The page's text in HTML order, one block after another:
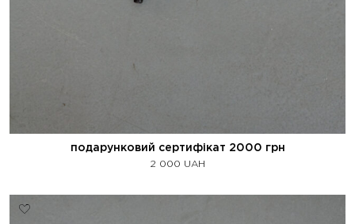
подарунковий сертифікат 2000 грн
2 000 UAH